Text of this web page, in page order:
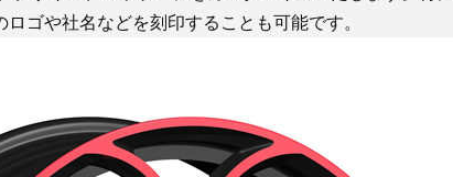
ゴや社名などを刻印することも可能です。